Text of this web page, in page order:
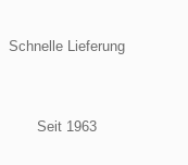
Schnelle Lieferung
Seit 1963